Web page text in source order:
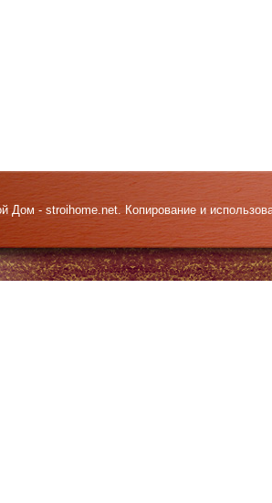
Дом - stroihome.net. Копирование и